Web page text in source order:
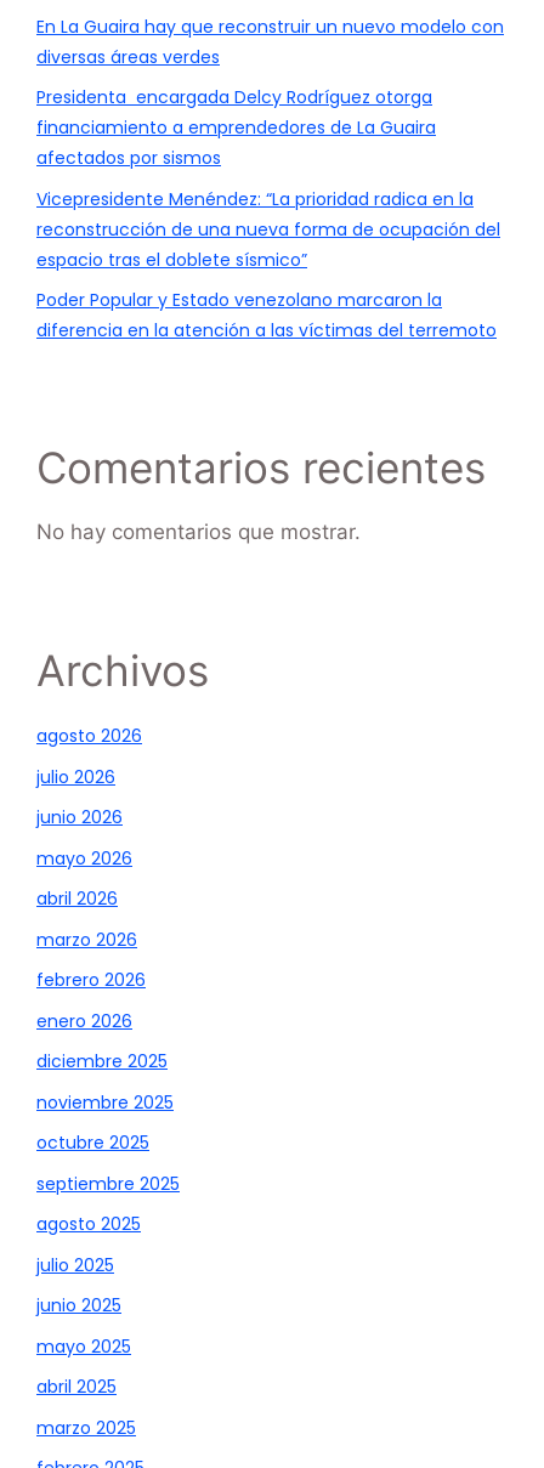
En La Guaira hay que reconstruir un nuevo modelo con
diversas áreas verdes
Presidenta encargada Delcy Rodríguez otorga
financiamiento a emprendedores de La Guaira
afectados por sismos
Vicepresidente Menéndez: “La prioridad radica en la
reconstrucción de una nueva forma de ocupación del
espacio tras el doblete sísmico”
Poder Popular y Estado venezolano marcaron la
diferencia en la atención a las víctimas del terremoto
Comentarios recientes
No hay comentarios que mostrar.
Archivos
agosto 2026
julio 2026
junio 2026
mayo 2026
abril 2026
marzo 2026
febrero 2026
enero 2026
diciembre 2025
noviembre 2025
octubre 2025
septiembre 2025
agosto 2025
julio 2025
junio 2025
mayo 2025
abril 2025
marzo 2025